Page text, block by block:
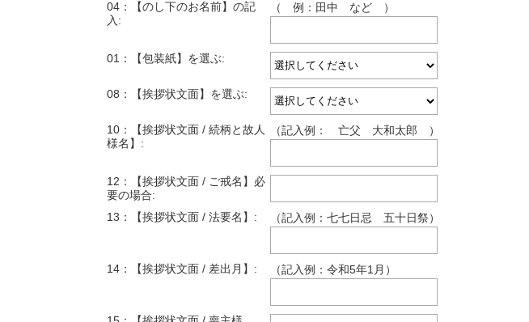
04：【のし下のお名前】の記
入:
（ 例：田中 など ）
01：【包装紙】を選ぶ:
08：【挨拶状文面】を選ぶ:
10：【挨拶状文面 / 続柄と故人
様名】:
（記入例： 亡父 大和太郎 ）
12：【挨拶状文面 / ご戒名】必
要の場合:
13：【挨拶状文面 / 法要名】:
（記入例：七七日忌 五十日祭）
14：【挨拶状文面 / 差出月】: （記入例：令和5年1月）